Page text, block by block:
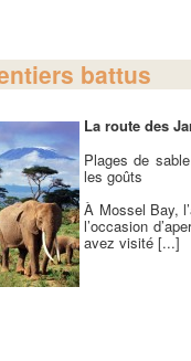
battus
La route des
Plages de
les goûts
À Mossel Bay,
l’occasion
avez visité [...]